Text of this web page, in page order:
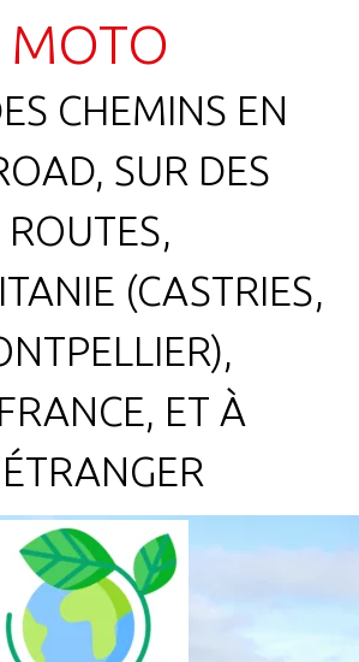
MOTO
CHEMINS EN
SUR DES
ROUTES,
(CASTRIES,
ET À